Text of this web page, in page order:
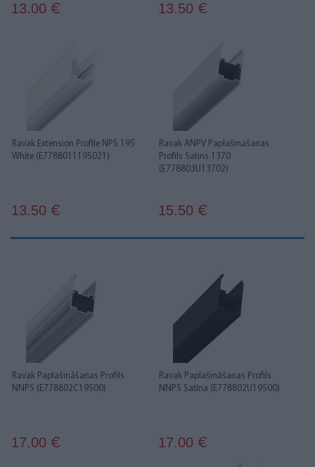
13.00 € 13.50 €
Ravak Extension Profile NPS 195
White (E7788011195021)
13.50 €
Ravak ANPV Paplašinašanas
Profils Satins 1370
(E778803U13702)
15.50 €
Ravak Paplašināšanas Profils
NNPS (E778802C19500)
17.00 €
Ravak Paplašināšanas Profils
NNPS Satīna (E778802U19500)
17.00 €